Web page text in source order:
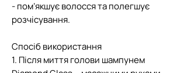
- пом’якшує волосся та полегшує
розчісування.
Спосіб використання
1. Після миття голови шампунем